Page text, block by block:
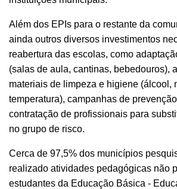
Além dos EPIs para o restante da
ainda outros diversos investimentos
reabertura das escolas, como
(salas de aula, cantinas, bebedouros),
materiais de limpeza e higiene (álcool,
temperatura), campanhas de
contratação de profissionais para
no grupo de risco.
Cerca de 97,5% dos municípios
realizado atividades pedagógicas não
estudantes da Educação Básica -